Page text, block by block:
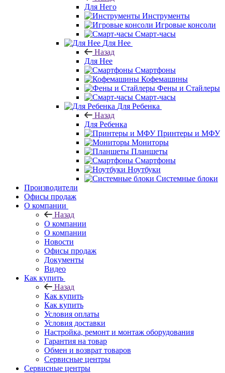
Для Него
Инструменты
Игровые консоли
Смарт-часы
Для Нее
Назад
Для Нее
Смартфоны
Кофемашины
Фены и Стайлеры
Смарт-часы
Для Ребенка
Назад
Для Ребенка
Принтеры и МФУ
Мониторы
Планшеты
Смартфоны
Ноутбуки
Системные блоки
Производители
Офисы продаж
О компании
Назад
О компании
О компании
Новости
Офисы продаж
Документы
Видео
Как купить
Назад
Как купить
Как купить
Условия оплаты
Условия доставки
Настройка, ремонт и монтаж оборудования
Гарантия на товар
Обмен и возврат товаров
Сервисные центры
Сервисные центры